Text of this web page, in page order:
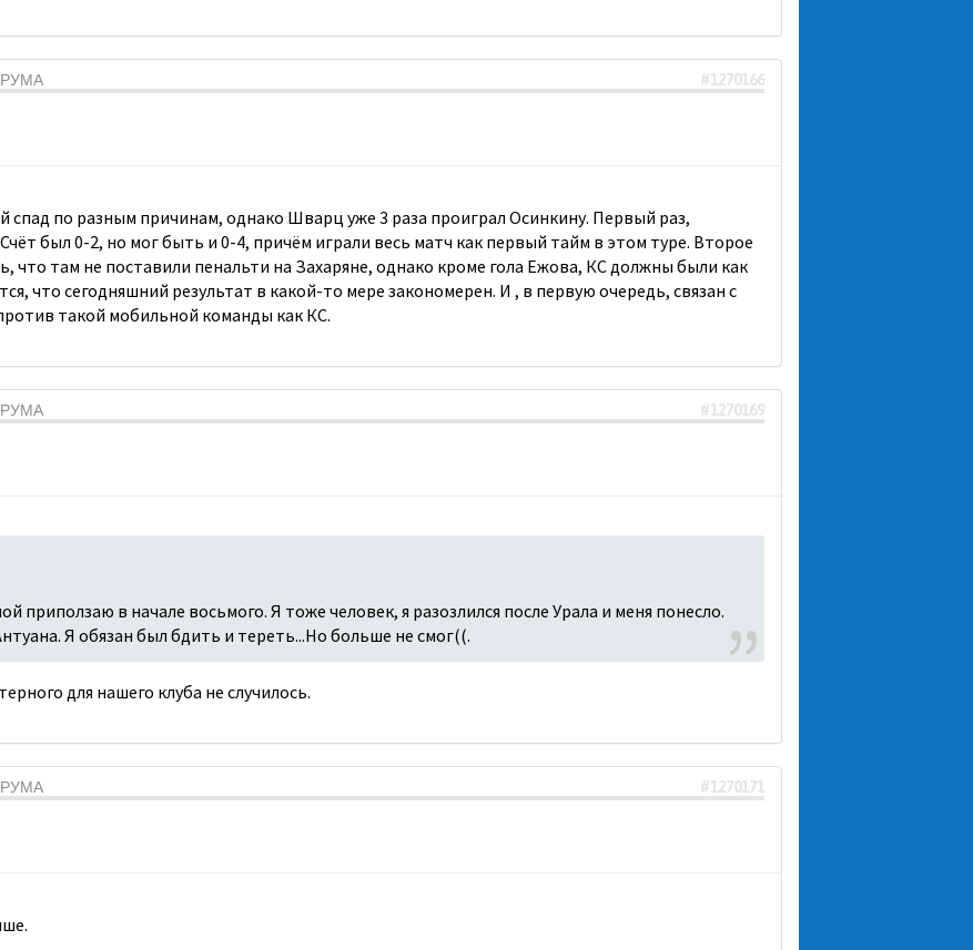
#1270166
спад по разным причинам, однако Шварц уже 3 раза проиграл Осинкину. Первый раз,
был 0-2, но мог быть и 0-4, причём играли весь матч как первый тайм в этом туре. Второе
что там не поставили пенальти на Захаряне, однако кроме гола Ежова, КС должны были как
что сегодняшний результат в какой-то мере закономерен. И , в первую очередь, связан с
такой мобильной команды как КС.
#1270169
приползаю в начале восьмого. Я тоже человек, я разозлился после Урала и меня понесло.
Я обязан был бдить и тереть...Но больше не смог((.
для нашего клуба не случилось.
#1270171